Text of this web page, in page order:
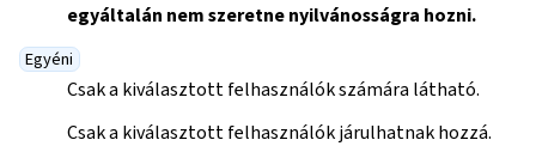
egyáltalán nem szeretne nyilvánosságra hozni.
Egyéni
Csak a kiválasztott felhasználók számára látható.
Csak a kiválasztott felhasználók járulhatnak hozzá.